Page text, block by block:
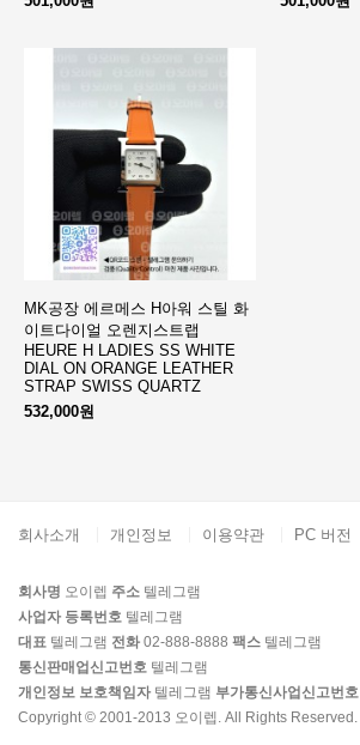
MK공장 에르메스 H아워 스틸 화
이트다이얼 오렌지스트랩
HEURE H LADIES SS WHITE
DIAL ON ORANGE LEATHER
STRAP SWISS QUARTZ
532,000원
회사소개 개인정보 이용약관 PC 버전
회사명 오이렙 주소 텔레그램
사업자 등록번호 텔레그램
대표 텔레그램 전화 02-888-8888 팩스 텔레그램
통신판매업신고번호 텔레그램
개인정보 보호책임자 텔레그램 부가통신사업신고번호
Copyright © 2001-2013 오이렙. All Rights Reserved.